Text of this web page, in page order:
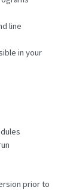
line
in your
prior to